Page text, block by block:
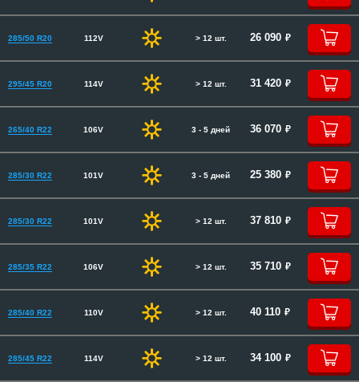
285/50 R20 112V > 12 шт. 26 090 руб.
295/45 R20 114V > 12 шт. 31 420 руб.
265/40 R22 106V 3 - 5 дней 36 070 руб.
285/30 R22 101V 3 - 5 дней 25 380 руб.
285/30 R22 101V > 12 шт. 37 810 руб.
285/35 R22 106V > 12 шт. 35 710 руб.
285/40 R22 110V > 12 шт. 40 110 руб.
285/45 R22 114V > 12 шт. 34 100 руб.